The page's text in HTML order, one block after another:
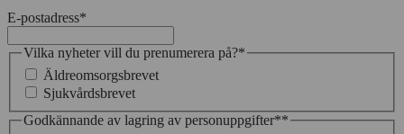
E-postadress*
Vilka nyheter vill du prenumerera på?*
Äldreomsorgsbrevet
Sjukvårdsbrevet
Godkännande av lagring av personuppgifter**